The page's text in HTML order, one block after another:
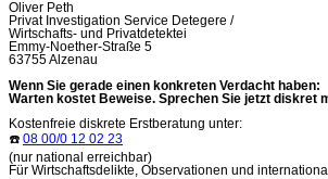
Oliver Peth
Privat Investigation Service Detegere /
Wirtschafts- und Privatdetektei
Emmy-Noether-Straße 5
63755 Alzenau
Wenn Sie gerade einen konkreten Verdacht haben:
Warten kostet Beweise. Sprechen Sie jetzt diskret
Kostenfreie diskrete Erstberatung unter:
☎️ 08 00/0 12 02 23
(nur national erreichbar)
Für Wirtschaftsdelikte, Observationen und